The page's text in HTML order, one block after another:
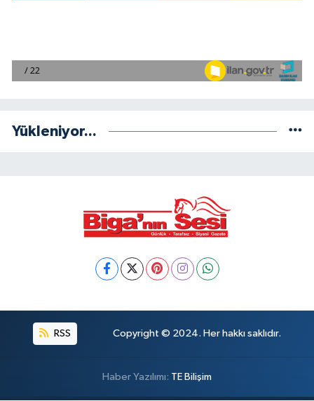
Yükleniyor...
RSS Copyright © 2024. Her hakkı saklıdır.
Haber Yazılımı: TE Bilişim